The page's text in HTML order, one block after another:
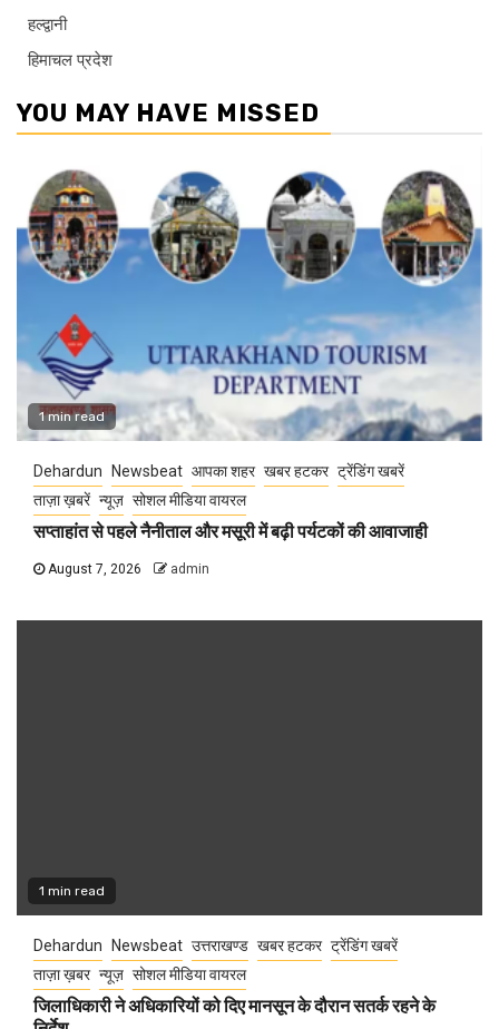
हल्द्वानी
हिमाचल प्रदेश
YOU MAY HAVE MISSED
1 min read
Dehardun Newsbeat आपका शहर खबर हटकर ट्रेंडिंग खबरें
ताज़ा ख़बरें न्यूज़ सोशल मीडिया वायरल
सप्ताहांत से पहले नैनीताल और मसूरी में बढ़ी पर्यटकों की आवाजाही
August 7, 2026 admin
1 min read
Dehardun Newsbeat उत्तराखण्ड खबर हटकर ट्रेंडिंग खबरें
ताज़ा ख़बर न्यूज़ सोशल मीडिया वायरल
जिलाधिकारी ने अधिकारियों को दिए मानसून के दौरान सतर्क रहने के